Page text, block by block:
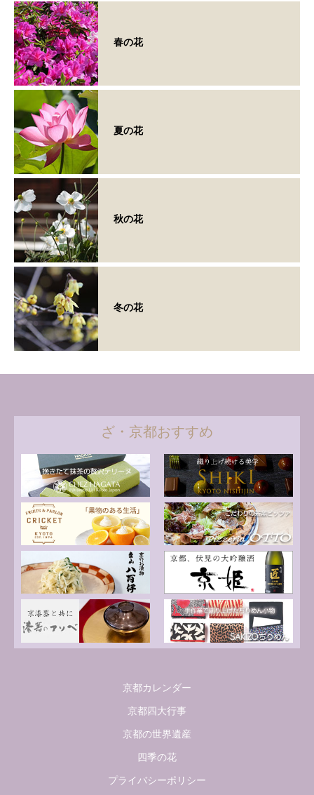
春の花
夏の花
秋の花
冬の花
ざ・京都おすすめ
京都カレンダー
京都四大行事
京都の世界遺産
四季の花
プライバシーポリシー